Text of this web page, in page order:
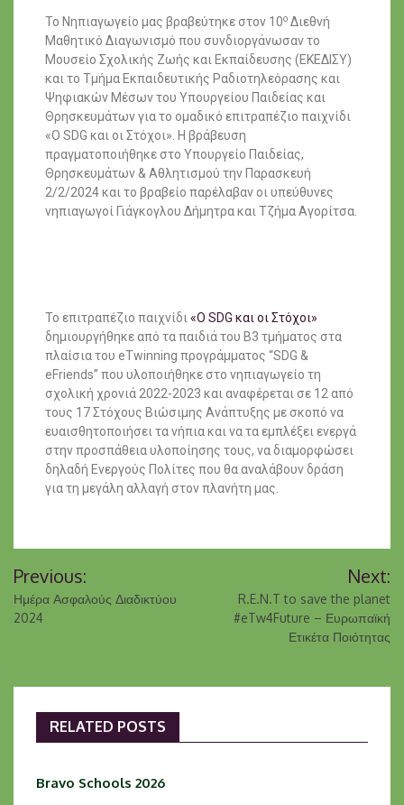
Το Νηπιαγωγείο μας βραβεύτηκε στον 10ο Διεθνή
Μαθητικό Διαγωνισμό που συνδιοργάνωσαν το
Μουσείο Σχολικής Ζωής και Εκπαίδευσης (ΕΚΕΔΙΣΥ)
και το Τμήμα Εκπαιδευτικής Ραδιοτηλεόρασης και
Ψηφιακών Μέσων του Υπουργείου Παιδείας και
Θρησκευμάτων για το ομαδικό επιτραπέζιο παιχνίδι
«Ο SDG και οι Στόχοι». Η βράβευση
πραγματοποιήθηκε στο Υπουργείο Παιδείας,
Θρησκευμάτων & Αθλητισμού την Παρασκευή
2/2/2024 και το βραβείο παρέλαβαν οι υπεύθυνες
νηπιαγωγοί Γιάγκογλου Δήμητρα και Τζήμα Αγορίτσα.
Το επιτραπέζιο παιχνίδι «Ο SDG και οι Στόχοι»
δημιουργήθηκε από τα παιδιά του Β3 τμήματος στα
πλαίσια του eTwinning προγράμματος “SDG &
eFriends” που υλοποιήθηκε στο νηπιαγωγείο τη
σχολική χρονιά 2022-2023 και αναφέρεται σε 12 από
τους 17 Στόχους Βιώσιμης Ανάπτυξης με σκοπό να
ευαισθητοποιήσει τα νήπια και να τα εμπλέξει ενεργά
στην προσπάθεια υλοποίησης τους, να διαμορφώσει
δηλαδή Ενεργούς Πολίτες που θα αναλάβουν δράση
για τη μεγάλη αλλαγή στον πλανήτη μας.
Previous:
Ημέρα Ασφαλούς Διαδικτύου
2024
Next:
R.E.N.T to save the planet
#eTw4Future – Ευρωπαϊκή
Ετικέτα Ποιότητας
RELATED POSTS
Bravo Schools 2026